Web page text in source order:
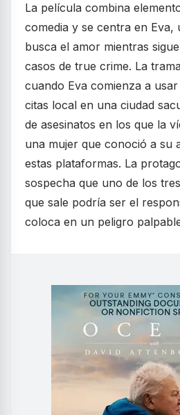
La película combina
comedia y se centra en Eva,
busca el amor mientras
casos de true crime. La
cuando Eva comienza a
citas local en una ciudad
de asesinatos en los que la
una mujer que conoció a su
estas plataformas. La
sospecha que uno de los
que sale podría ser el
coloca en un peligro